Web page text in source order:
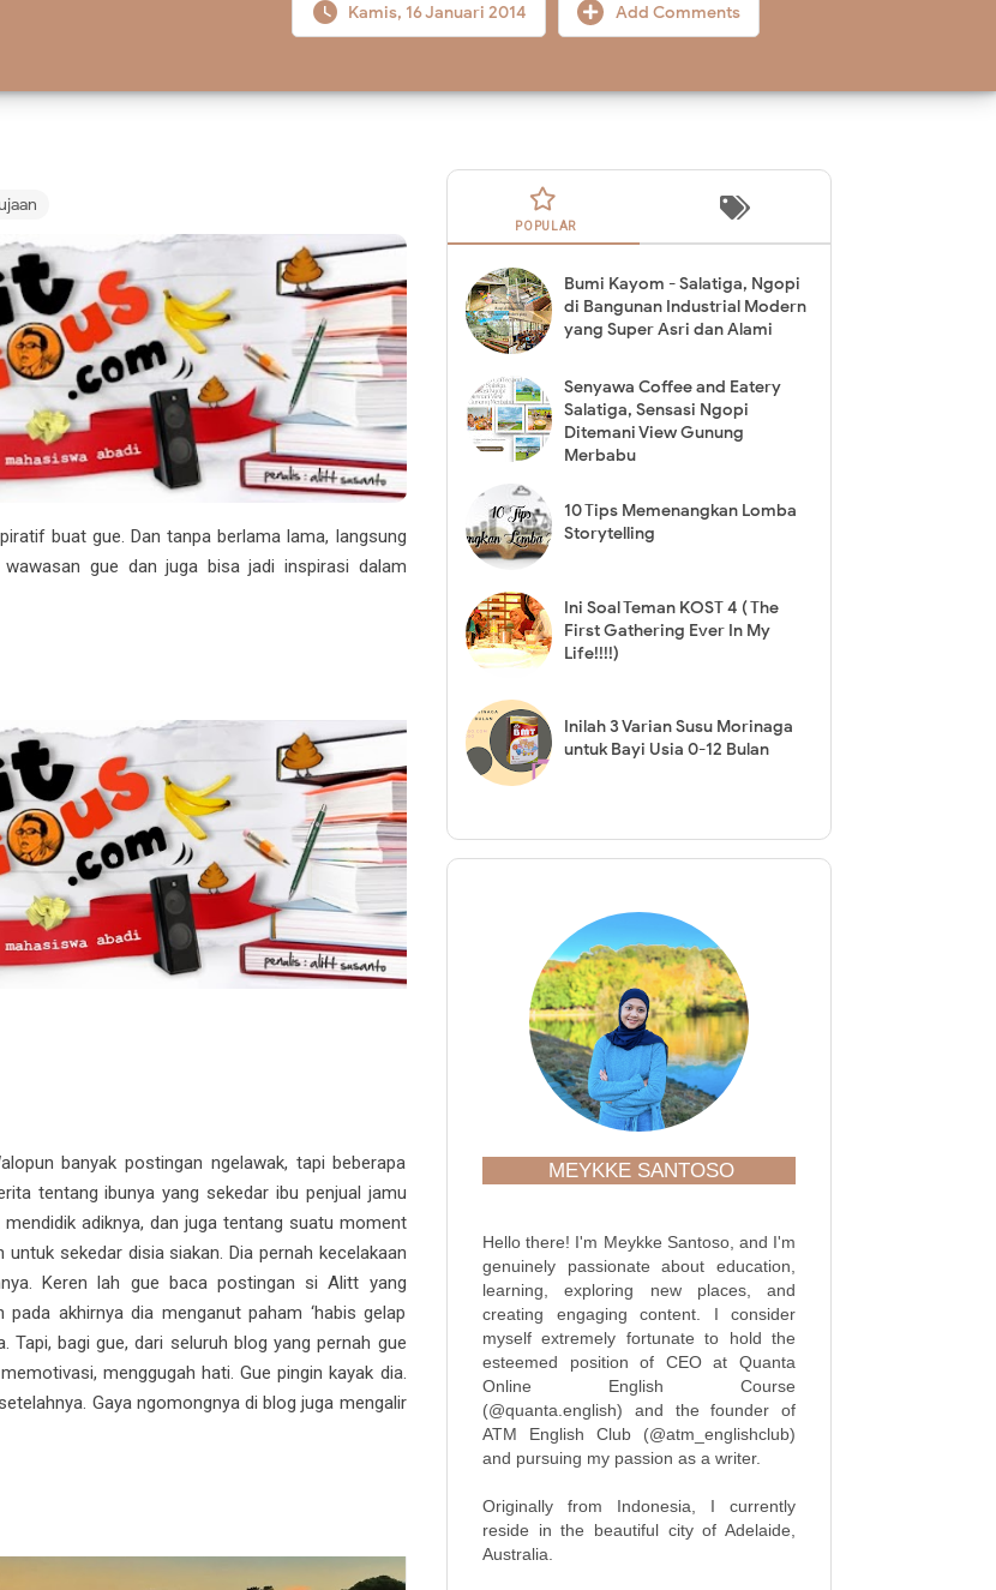
Add Comments
 Kamis, 16 Januari 2014
buat gue. Dan tanpa berlama lama, langsung
gue dan juga bisa jadi inspirasi dalam
banyak postingan ngelawak, tapi beberapa
tentang ibunya yang sekedar ibu penjual jamu
adiknya, dan juga tentang suatu moment
sekedar disia siakan. Dia pernah kecelakaan
Keren lah gue baca postingan si Alitt yang
akhirnya dia menganut paham ‘habis gelap
Tapi, bagi gue, dari seluruh blog yang pernah gue
menggugah hati. Gue pingin kayak dia.
Gaya ngomongnya di blog juga mengalir
POPULAR
Bumi Kayom - Salatiga, Ngopi
di Bangunan Industrial Modern
yang Super Asri dan Alami
Senyawa Coffee and Eatery
Salatiga, Sensasi Ngopi
Ditemani View Gunung
Merbabu
10 Tips Memenangkan Lomba
Storytelling
Ini Soal Teman KOST 4 ( The
First Gathering Ever In My
Life!!!!)
Inilah 3 Varian Susu Morinaga
untuk Bayi Usia 0-12 Bulan
MEYKKE SANTOSO
Hello there! I'm Meykke Santoso, and I'm
genuinely passionate about education,
learning, exploring new places, and
creating engaging content. I consider
myself extremely fortunate to hold the
esteemed position of CEO at Quanta
Online English Course
(@quanta.english) and the founder of
ATM English Club (@atm_englishclub)
and pursuing my passion as a writer.
Originally from Indonesia, I currently
reside in the beautiful city of Adelaide,
Australia.